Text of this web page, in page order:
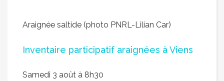
Araignée saltide (photo PNRL-Lilian Car)
Inventaire participatif araignées à Viens
Samedi 3 août à 8h30